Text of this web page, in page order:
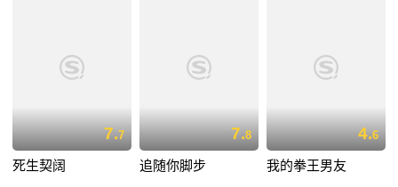
7.7
死生契阔
7.8
追随你脚步
4.6
我的拳王男友